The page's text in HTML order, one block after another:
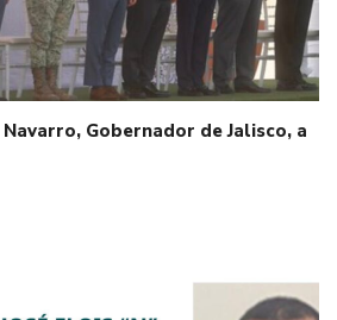
Gobernador de Jalisco, a